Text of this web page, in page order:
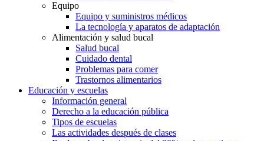
Equipo
Equipo y suministros médicos
La tecnología y aparatos de adaptación
Alimentación y salud bucal
Salud bucal
Cuidado dental
Problemas para comer
Trastornos alimentarios
Educación y escuelas
Información general
Derecho a la educación pública
Tipos de escuelas
Las actividades después de clases